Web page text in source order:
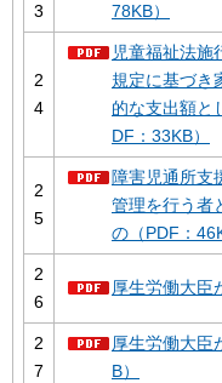
3
78KB）
2
4
児童福祉法施
規定に基づき
的な支出額と
DF：33KB）
2
5
障害児通所支
管理を行う者
の（PDF：
2
6
厚生労働大臣
2
7
厚生労働大臣
B）